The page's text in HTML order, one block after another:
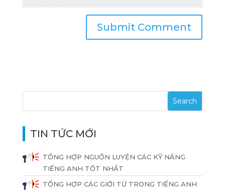
TIN TỨC MỚI
TỔNG HỢP NGUỒN LUYỆN CÁC KỸ NĂNG
TIẾNG ANH TỐT NHẤT
TỔNG HỢP CÁC GIỚI TỪ TRONG TIẾNG ANH